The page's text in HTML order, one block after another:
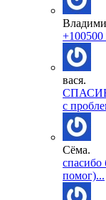
вася.
с
Сёма.
спасибо
помог)...